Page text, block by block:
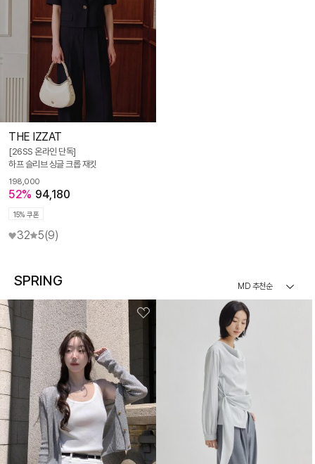
THE IZZAT
[26SS 온라인 단독]
하프 슬리브 싱글 크롭 재킷
198,000
52% 94,180
15% 쿠폰
32 5(9)
SPRING